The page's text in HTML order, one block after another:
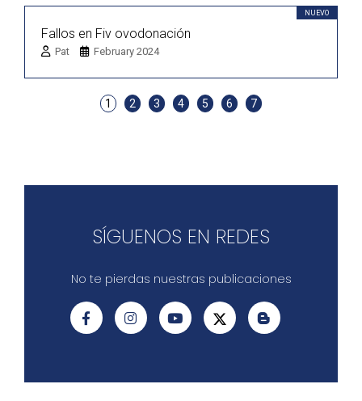
NUEVO
Fallos en Fiv ovodonación
Pat February 2024
1 2 3 4 5 6 7
SÍGUENOS EN REDES
No te pierdas nuestras publicaciones